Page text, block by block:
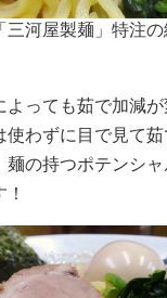
河屋製麺」特注の
っても茹で加減が
使わずに目で見て
麺の持つポテンシ